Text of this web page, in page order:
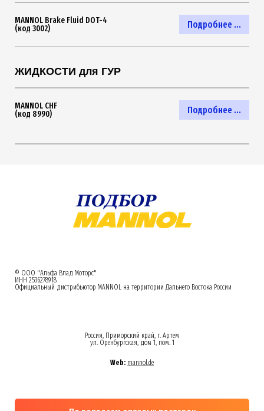
Подробнее ...
MANNOL Brake Fluid DOT-4
(код 3002)
ЖИДКОСТИ для ГУР
Подробнее ...
MANNOL CHF
(код 8990)
© ООО "Альфа Влад Моторс"
ИНН 2536278918
Официальный дистрибьютор MANNOL на территории Дальнего Востока России
Россия, Приморский край, г. Артем
ул. Оренбургская, дом 1, пом. 1
Web: mannol.de